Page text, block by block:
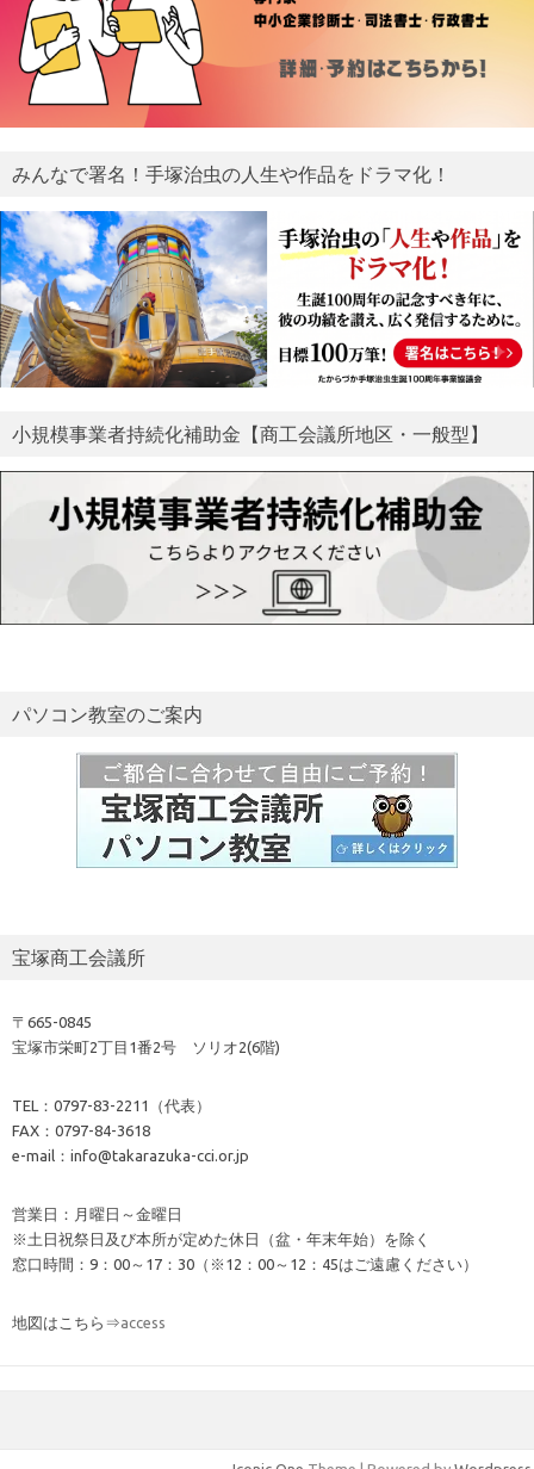
みんなで署名！手塚治虫の人生や作品をドラマ化！
小規模事業者持続化補助金【商工会議所地区・一般型】
パソコン教室のご案内
宝塚商工会議所
〒665-0845
宝塚市栄町2丁目1番2号 ソリオ2(6階)
TEL：0797-83-2211（代表）
FAX：0797-84-3618
e-mail：info@takarazuka-cci.or.jp
営業日：月曜日～金曜日
※土日祝祭日及び本所が定めた休日（盆・年末年始）を除く
窓口時間：9：00～17：30（※12：00～12：45はご遠慮ください）
地図はこちら⇒access